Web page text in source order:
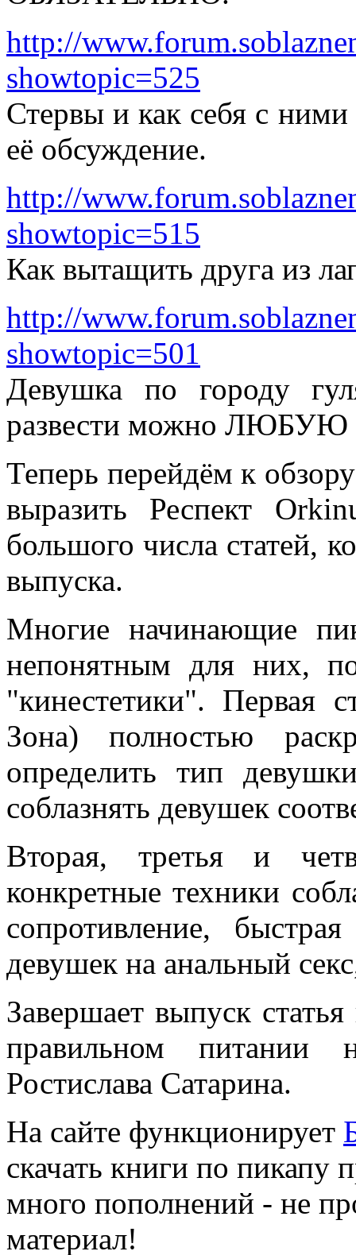
http://
showtopic=525
Стервы и как себя с
её обсуждение.
http://
showtopic=515
Как вытащить друга из
http://
showtopic=501
Девушка по городу
развести можно ЛЮБУЮ
Теперь перейдём к
выразить Респект
большого числа статей,
выпуска.
Многие начинающие
непонятным для них,
"кинестетики". Первая
Зона) полностью
определить тип
соблазнять девушек
Вторая, третья и
конкретные техники
сопротивление,
девушек на анальный
Завершает выпуск
правильном питании
Ростислава Сатарина.
На сайте функционирует
скачать книги по пикапу
много пополнений - не
материал!